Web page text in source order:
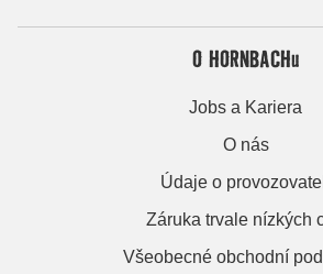
O HORNBACHu
Jobs a Kariera
O nás
Údaje o
Záruka trvale nízkých
Všeobecné obchodní